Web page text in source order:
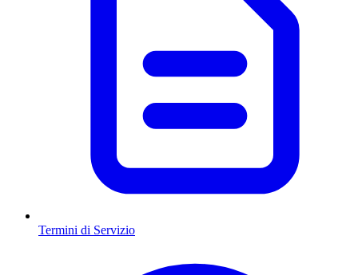
Termini di Servizio